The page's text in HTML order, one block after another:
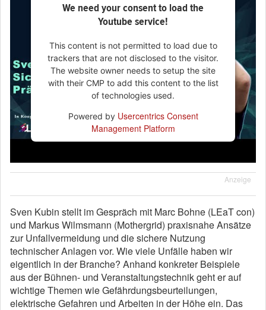
We need your consent to load the
Youtube service!
This content is not permitted to load due to
trackers that are not disclosed to the visitor.
The website owner needs to setup the site
with their CMP to add this content to the list
of technologies used.
Powered by Usercentrics Consent
Management Platform
Anzeige
Sven Kubin stellt im Gespräch mit Marc Bohne (LEaT con)
und Markus Wilmsmann (Mothergrid) praxisnahe Ansätze
zur Unfallvermeidung und die sichere Nutzung
technischer Anlagen vor. Wie viele Unfälle haben wir
eigentlich in der Branche? Anhand konkreter Beispiele
aus der Bühnen- und Veranstaltungstechnik geht er auf
wichtige Themen wie Gefährdungsbeurteilungen,
elektrische Gefahren und Arbeiten in der Höhe ein. Das